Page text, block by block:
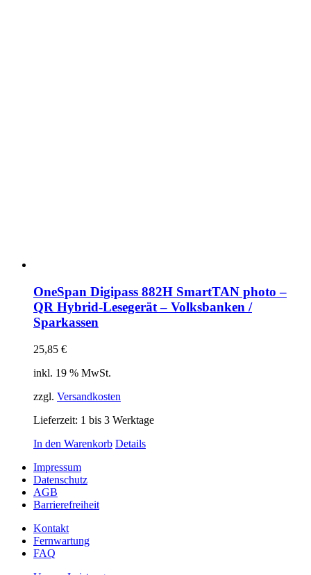
OneSpan Digipass 882H SmartTAN photo –
QR Hybrid-Lesegerät – Volksbanken /
Sparkassen
25,85 €
inkl. 19 % MwSt.
zzgl. Versandkosten
Lieferzeit: 1 bis 3 Werktage
In den Warenkorb Details
Impressum
Datenschutz
AGB
Barrierefreiheit
Kontakt
Fernwartung
FAQ